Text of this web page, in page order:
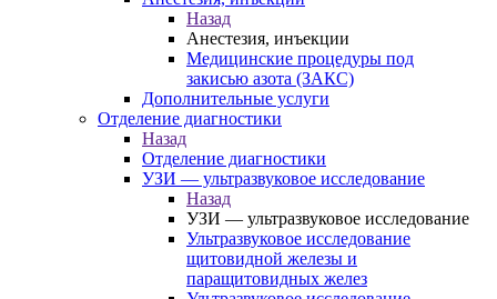
Назад
Анестезия, инъекции
Медицинские процедуры под
закисью азота (ЗАКС)
Дополнительные услуги
Отделение диагностики
Назад
Отделение диагностики
УЗИ — ультразвуковое исследование
Назад
УЗИ — ультразвуковое исследование
Ультразвуковое исследование
щитовидной железы и
паращитовидных желез